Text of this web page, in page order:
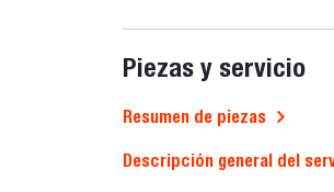
Piezas y servicio
Resumen de piezas
Descripción general del